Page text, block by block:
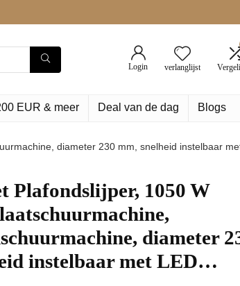
Login verlanglijst
EUR & meer Deal van de dag Blogs
diameter 230 mm, snelheid instelbaar
Plafondslijper, 1050 W
diameter
instelbaar met LED…